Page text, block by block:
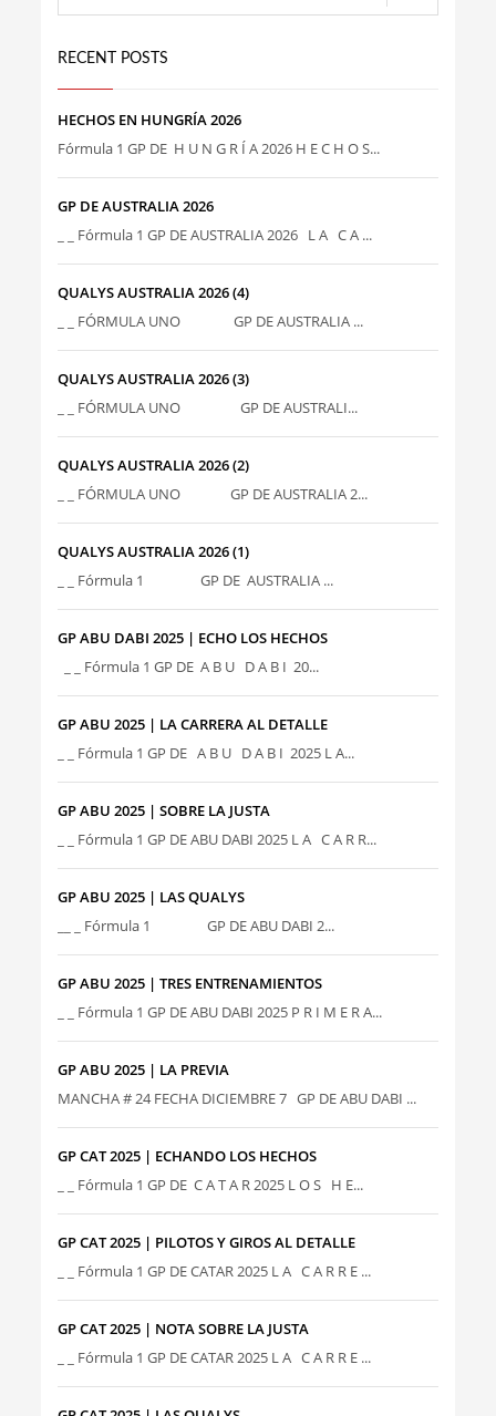
RECENT POSTS
HECHOS EN HUNGRÍA 2026
Fórmula 1 GP DE H U N G R Í A 2026 H E C H O S...
GP DE AUSTRALIA 2026
_ _ Fórmula 1 GP DE AUSTRALIA 2026 L A C A ...
QUALYS AUSTRALIA 2026 (4)
_ _ FÓRMULA UNO GP DE AUSTRALIA ...
QUALYS AUSTRALIA 2026 (3)
_ _ FÓRMULA UNO GP DE AUSTRALI...
QUALYS AUSTRALIA 2026 (2)
_ _ FÓRMULA UNO GP DE AUSTRALIA 2...
QUALYS AUSTRALIA 2026 (1)
_ _ Fórmula 1 GP DE AUSTRALIA ...
GP ABU DABI 2025 | ECHO LOS HECHOS
_ _ Fórmula 1 GP DE A B U D A B I 20...
GP ABU 2025 | LA CARRERA AL DETALLE
_ _ Fórmula 1 GP DE A B U D A B I 2025 L A...
GP ABU 2025 | SOBRE LA JUSTA
_ _ Fórmula 1 GP DE ABU DABI 2025 L A C A R R...
GP ABU 2025 | LAS QUALYS
__ _ Fórmula 1 GP DE ABU DABI 2...
GP ABU 2025 | TRES ENTRENAMIENTOS
_ _ Fórmula 1 GP DE ABU DABI 2025 P R I M E R A...
GP ABU 2025 | LA PREVIA
MANCHA # 24 FECHA DICIEMBRE 7 GP DE ABU DABI ...
GP CAT 2025 | ECHANDO LOS HECHOS
_ _ Fórmula 1 GP DE C A T A R 2025 L O S H E...
GP CAT 2025 | PILOTOS Y GIROS AL DETALLE
_ _ Fórmula 1 GP DE CATAR 2025 L A C A R R E ...
GP CAT 2025 | NOTA SOBRE LA JUSTA
_ _ Fórmula 1 GP DE CATAR 2025 L A C A R R E ...